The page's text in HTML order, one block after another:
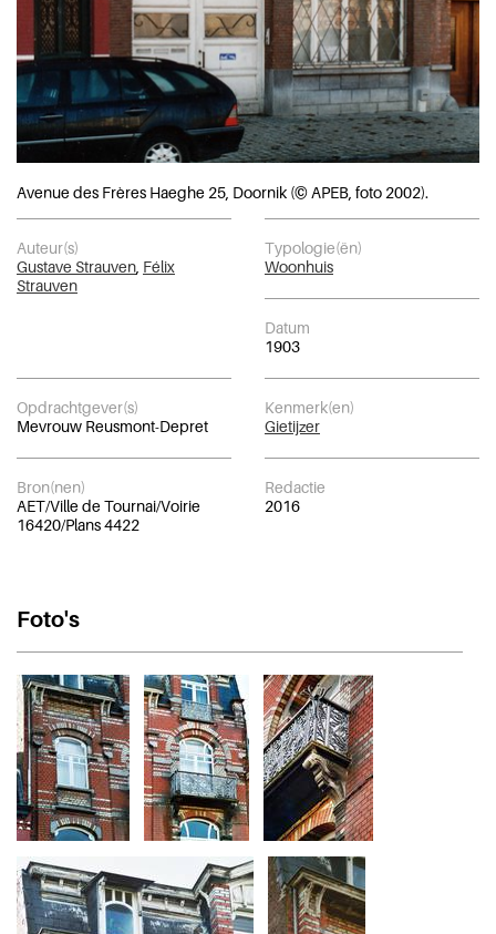
Avenue des Frères Haeghe 25, Doornik (© APEB, foto 2002).
Auteur(s)
Gustave Strauven, Félix
Strauven
Typologie(ën)
Woonhuis
Datum
1903
Opdrachtgever(s)
Mevrouw Reusmont-Depret
Kenmerk(en)
Gietijzer
Bron(nen)
AET/Ville de Tournai/Voirie
16420/Plans 4422
Redactie
2016
Foto's